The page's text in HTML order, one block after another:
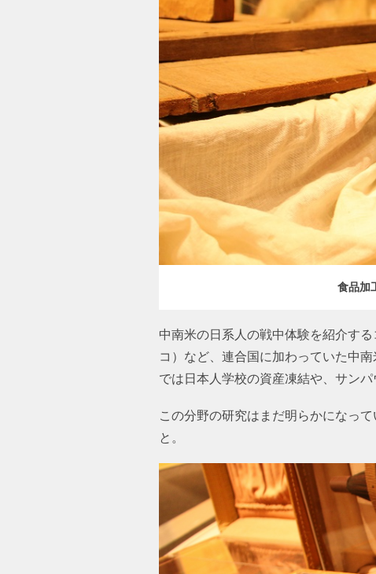
食品加
中南米の日系人の戦中体験を紹介す
コ）など、連合国に加わっていた中
では日本人学校の資産凍結や、サン
この分野の研究はまだ明らかになっ
と。